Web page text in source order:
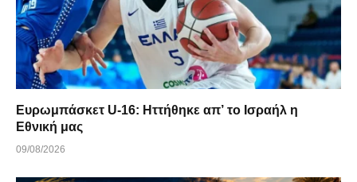
Ευρωμπάσκετ U-16: Ηττήθηκε απ’ το Ισραήλ η
Εθνική μας
09/08/2026